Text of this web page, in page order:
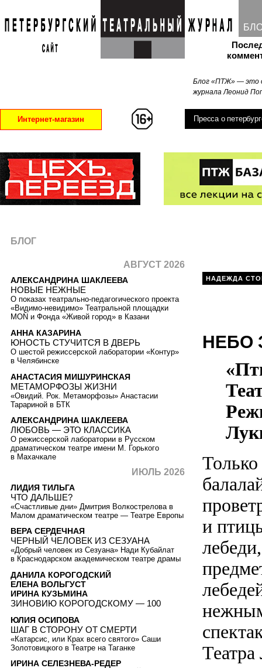
Блог «ПТЖ» — это
журнала Леонид
Интернет-магазин Пресса о
НАДЕЖДА
НЕБО
и
БЛОГ
АВГУСТ 2026
АЛЕКСАНДРИНА ШАКЛЕЕВА
НОВЫЕ НЕЖНЫЕ
О показах театрально-педагогического проекта
«Видимо-невидимо» Театральной площадки
MOŇ и Фонда «Живой город» в Казани
АННА КАЗАРИНА
ЮНОСТЬ СТУЧИТСЯ В ДВЕРЬ
О шестой режиссерской лаборатории «Контур»
в Челябинске
АНАСТАСИЯ МИШУРИНСКАЯ
МЕТАМОРФОЗЫ ЖИЗНИ
«Овидий. Рок. Метаморфозы» Анастасии
Тарариной в БТК
АЛЕКСАНДРИНА ШАКЛЕЕВА
ЛЮБОВЬ — ЭТО КЛАССИКА
О режиссерской лаборатории в Русском
драматическом театре имени М. Горького
в Махачкале
ИЮЛЬ 2026
ЛИДИЯ ТИЛЬГА
ЧТО ДАЛЬШЕ?
«Счастливые дни» Дмитрия Волкострелова в
Малом драматическом театре — Театре Европы
ВЕРА СЕРДЕЧНАЯ
ЧЕРНЫЙ ЧЕЛОВЕК ИЗ СЕЗУАНА
«Добрый человек из Сезуана» Нади Кубайлат
в Краснодарском академическом театре драмы
ДАНИЛА КОРОГОДСКИЙ
ЕЛЕНА ВОЛЬГУСТ
ИРИНА КУЗЬМИНА
ЗИНОВИЮ КОРОГОДСКОМУ — 100
ЮЛИЯ ОСИПОВА
ШАГ В СТОРОНУ ОТ СМЕРТИ
«Катарсис, или Крах всего святого» Саши
Золотовицкого в Театре на Таганке
ИРИНА СЕЛЕЗНЕВА-РЕДЕР